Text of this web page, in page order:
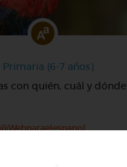
Primaria (6-7 años)
con quién, cuál y dónde
@Webparaelespanol